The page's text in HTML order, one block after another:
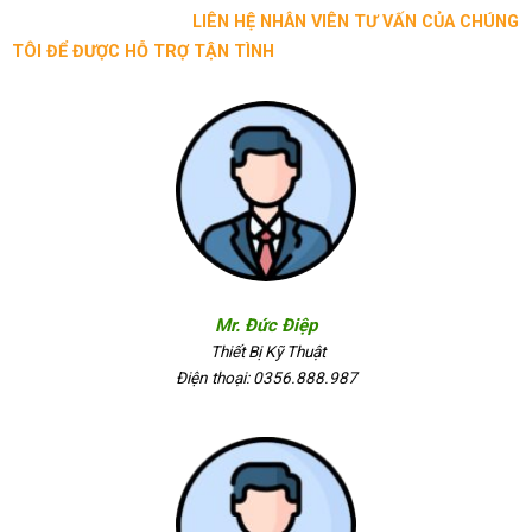
LIÊN HỆ NHÂN VIÊN TƯ VẤN CỦA CHÚNG
TÔI ĐỂ ĐƯỢC HỖ TRỢ TẬN TÌNH
Mr. Đức Điệp
Thiết Bị Kỹ Thuật
Điện thoại: 0356.888.987